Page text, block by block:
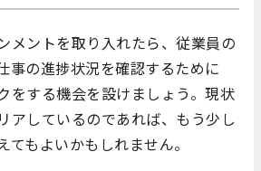
メントを取り入れたら、従業員の
事の進捗状況を確認するために
をする機会を設けましょう。現状
アしているのであれば、もう少し
もよいかもしれません。